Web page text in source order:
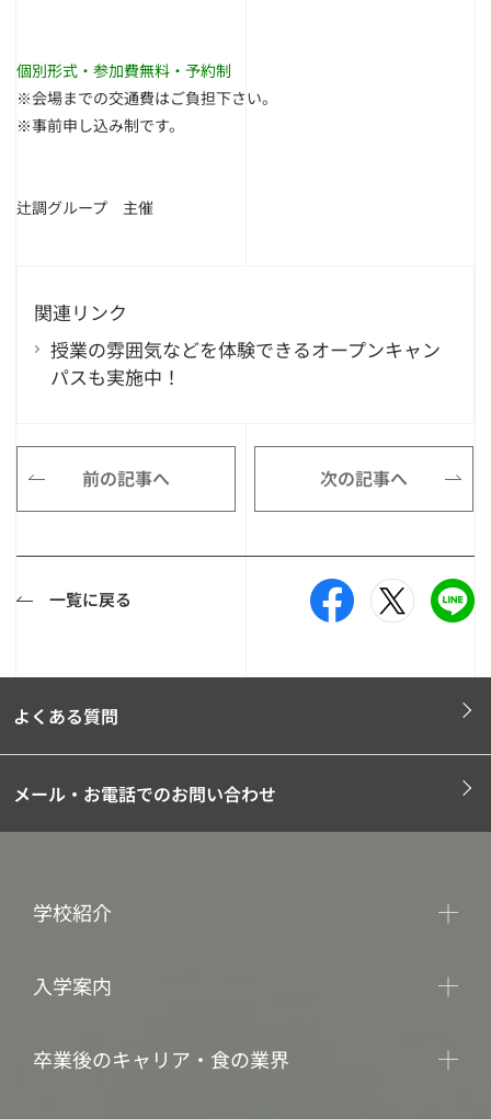
個別形式・参加費無料・予約制
※会場までの交通費はご負担下さい。
※事前申し込み制です。
辻調グループ 主催
関連リンク
授業の雰囲気などを体験できるオープンキャン
パスも実施中！
前の記事へ 次の記事へ
一覧に戻る
よくある質問
メール・お電話でのお問い合わせ
学校紹介
入学案内
卒業後のキャリア・食の業界